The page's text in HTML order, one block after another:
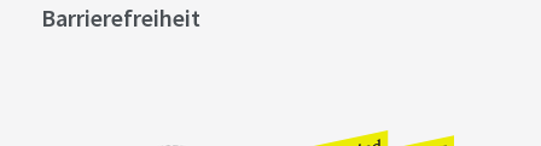
Barrierefreiheit